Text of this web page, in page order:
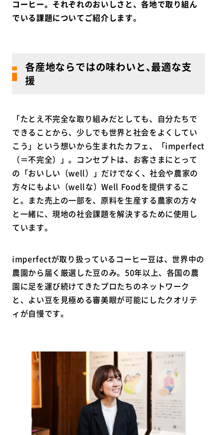
コーヒー。それぞれのおいしさと、各地で取り組ん
でいる課題についてご紹介します。
各産地ならではの味わいと､最適な支
援
「たとえ不完全な取り組みだとしても、自分たちで
できることから、少しでも世界と社会をよくしてい
こう」という想いから生まれたカフェ、「imperfect
（＝不完全）」。コンセプトは、お客さまにとって
の「おいしい（well）」だけでなく、社会や農家の
方々にもよい（wellな）Well Foodを提供するこ
と。また売上の一部を、原料を生産する農家の方々
と一緒に、現地の社会課題を解決するために使用し
ています。
imperfectが取り扱っているコーヒー豆は、世界中の
農園から届く厳選した豆のみ。50年以上、各国の農
園に足を運び続けてきたプロたちのネットワーク
と、よい豆を見極める審美眼が可能にしたクオリテ
ィが自慢です。